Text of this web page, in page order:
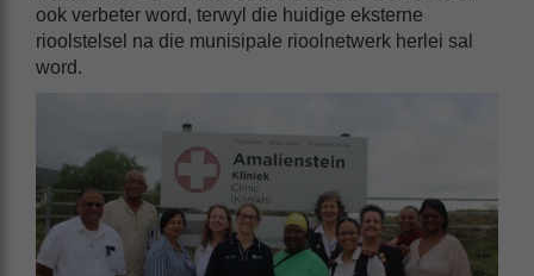
ook verbeter word, terwyl die huidige eksterne
rioolstelsel na die munisipale rioolnetwerk herlei sal
word.